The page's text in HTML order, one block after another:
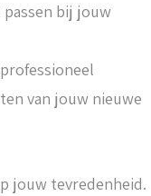
bij jouw
van jouw nieuwe
jouw tevredenheid.